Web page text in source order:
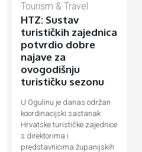
Tourism & Travel
HTZ: Sustav
turističkih zajednica
potvrdio dobre
najave za
ovogodišnju
turističku sezonu
U Ogulinu je danas održan
koordinacijski sastanak
Hrvatske turističke zajednice
s direktorima i
predstavnicima županijskih